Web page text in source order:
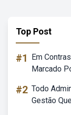
Top Post
#1
Em
Marcado
#2 Todo
Gestão